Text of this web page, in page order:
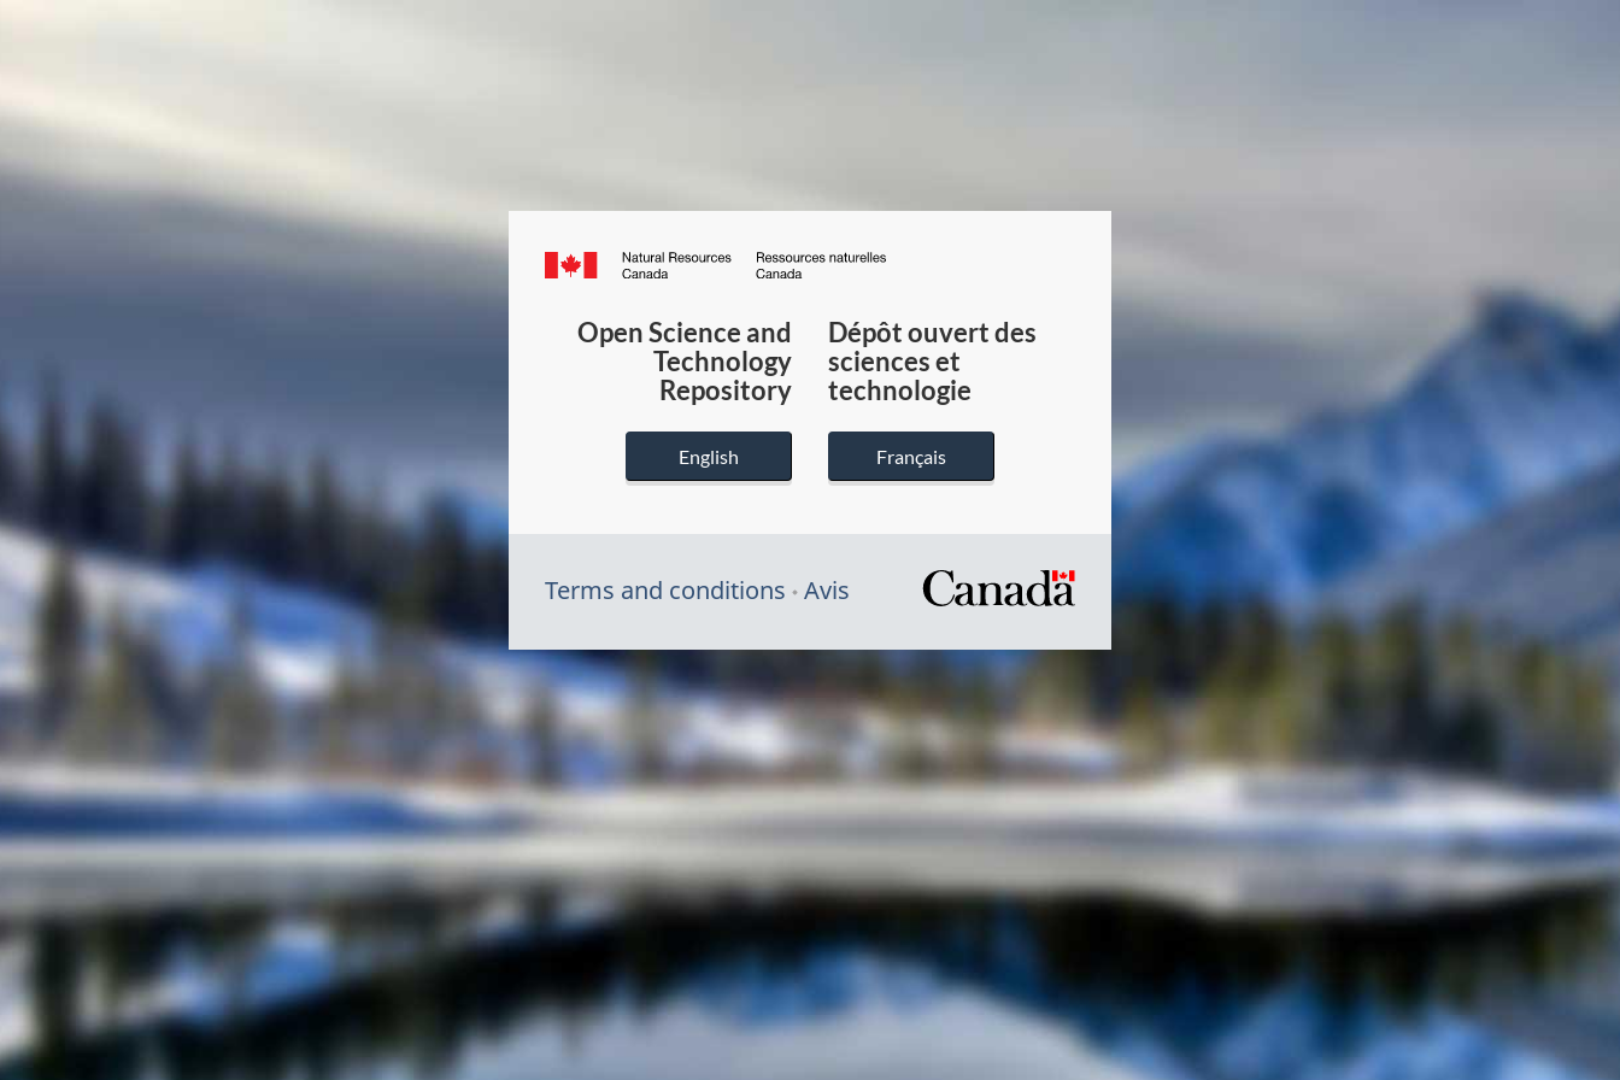
Canada.ca
du
Canada
Open Science and
Technology
Repository
English
Dépôt ouvert des
sciences et
technologie
Français
Terms and conditions Avis
/
gouvernement
du
Canada